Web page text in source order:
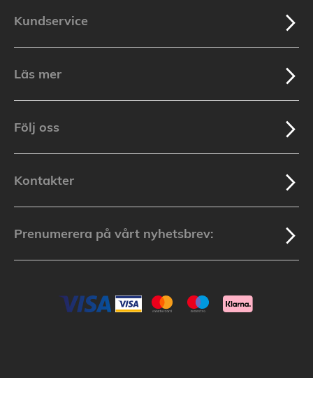
Kundservice
Läs mer
Följ oss
Kontakter
Prenumerera på vårt nyhetsbrev: